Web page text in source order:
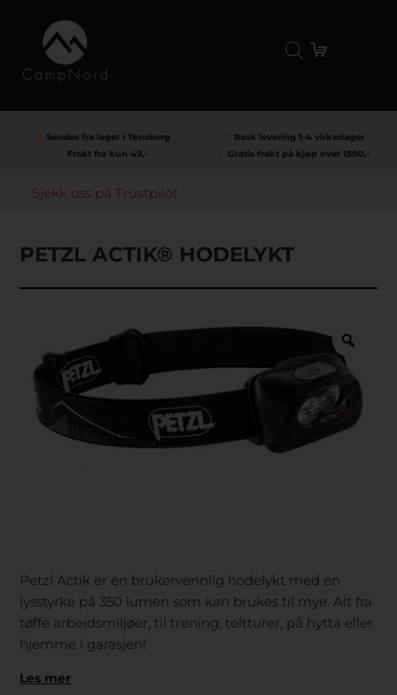
✓ Sendes fra lager i Tønsberg ✓ Rask levering 1-4 virkedager
✓ Frakt fra kun 49,- ✓ Gratis frakt på kjøp over 1500,-
Sjekk oss på Trustpilot
PETZL ACTIK® HODELYKT
Petzl Actik er en brukervennlig hodelykt med en
lysstyrke på 350 lumen som kan brukes til mye. Alt fra
tøffe arbeidsmiljøer, til trening, teltturer, på hytta eller
hjemme i garasjen!
Les mer